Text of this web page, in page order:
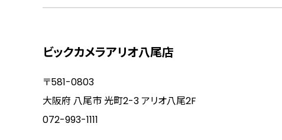
ビックカメラアリオ八尾店
〒581-0803
大阪府 八尾市 光町2-3 アリオ八尾2F
072-993-1111